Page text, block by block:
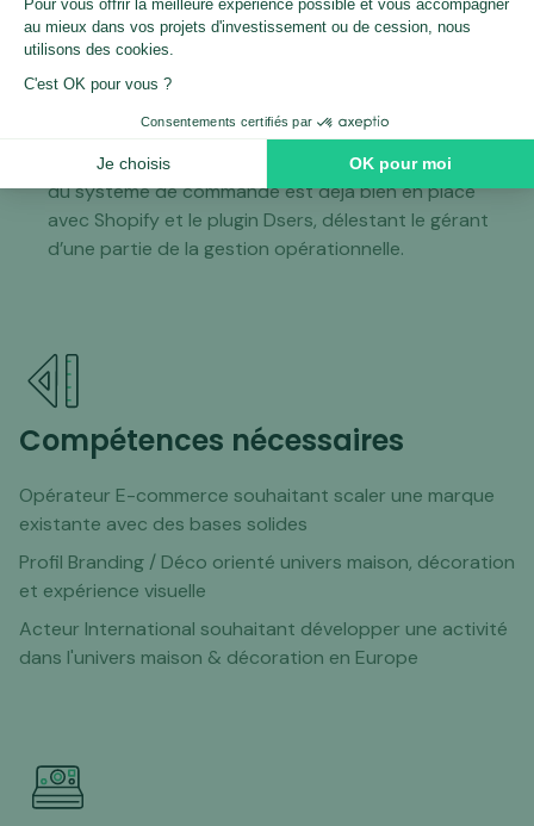
Positionnement Visuel :univers de marque
cohérent et identifiable
Structure SEO :
Activité Opérationnelle :boutique 100 %
fonctionnelle, prête à être reprise. L’automatisation
du système de commande est déjà bien en place
avec Shopify et le plugin Dsers, délestant le gérant
d’une partie de la gestion opérationnelle.
Compétences nécessaires
Opérateur E-commerce souhaitant scaler une marque
existante avec des bases solides
Profil Branding / Déco orienté univers maison, décoration
et expérience visuelle
Acteur International souhaitant développer une activité
dans l'univers maison & décoration en Europe